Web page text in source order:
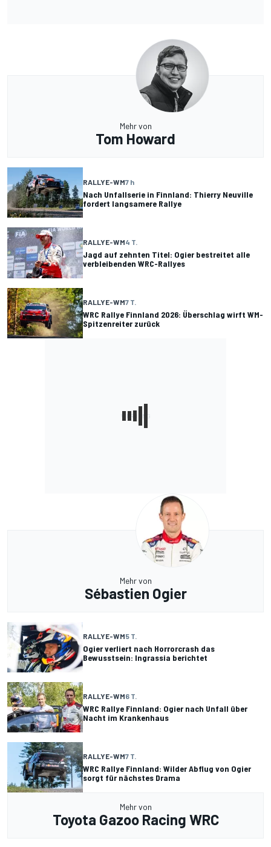
Mehr von
Tom Howard
RALLYE-WM7 h
Nach Unfallserie in Finnland: Thierry Neuville
fordert langsamere Rallye
RALLYE-WM4 T.
Jagd auf zehnten Titel: Ogier bestreitet alle
verbleibenden WRC-Rallyes
RALLYE-WM7 T.
WRC Rallye Finnland 2026: Überschlag wirft WM-
Spitzenreiter zurück
Mehr von
Sébastien Ogier
RALLYE-WM5 T.
Ogier verliert nach Horrorcrash das
Bewusstsein: Ingrassia berichtet
RALLYE-WM6 T.
WRC Rallye Finnland: Ogier nach Unfall über
Nacht im Krankenhaus
RALLYE-WM7 T.
WRC Rallye Finnland: Wilder Abflug von Ogier
sorgt für nächstes Drama
Mehr von
Toyota Gazoo Racing WRC